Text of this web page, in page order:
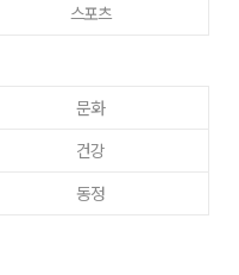
스포츠
문화
건강
동정